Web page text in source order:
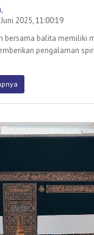
,
2025, 11:00:19
bersama balita memiliki
pengalaman